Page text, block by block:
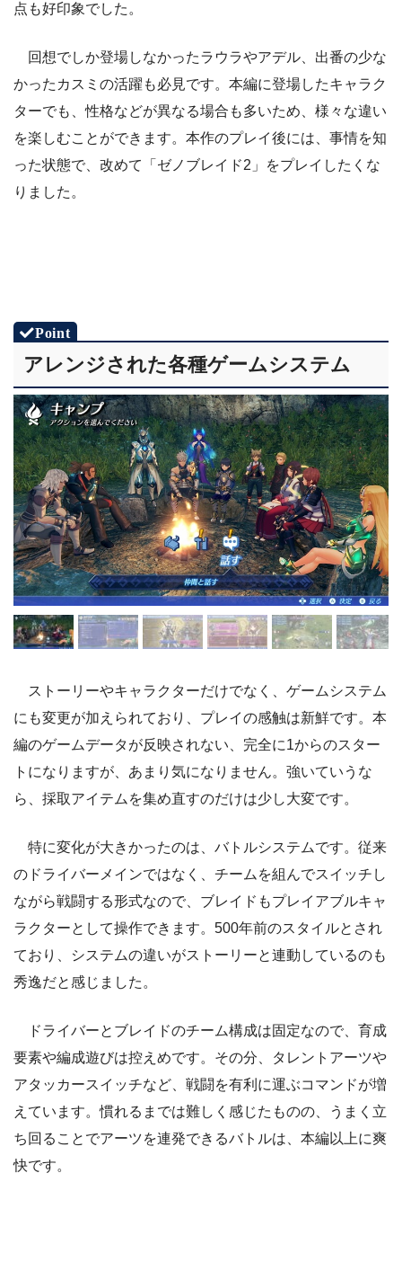
点も好印象でした。
回想でしか登場しなかったラウラやアデル、出番の少な
かったカスミの活躍も必見です。本編に登場したキャラク
ターでも、性格などが異なる場合も多いため、様々な違い
を楽しむことができます。本作のプレイ後には、事情を知
った状態で、改めて「ゼノブレイド2」をプレイしたくな
りました。
アレンジされた各種ゲームシステム
ストーリーやキャラクターだけでなく、ゲームシステム
にも変更が加えられており、プレイの感触は新鮮です。本
編のゲームデータが反映されない、完全に1からのスター
トになりますが、あまり気になりません。強いていうな
ら、採取アイテムを集め直すのだけは少し大変です。
特に変化が大きかったのは、バトルシステムです。従来
のドライバーメインではなく、チームを組んでスイッチし
ながら戦闘する形式なので、ブレイドもプレイアブルキャ
ラクターとして操作できます。500年前のスタイルとされ
ており、システムの違いがストーリーと連動しているのも
秀逸だと感じました。
ドライバーとブレイドのチーム構成は固定なので、育成
要素や編成遊びは控えめです。その分、タレントアーツや
アタッカースイッチなど、戦闘を有利に運ぶコマンドが増
えています。慣れるまでは難しく感じたものの、うまく立
ち回ることでアーツを連発できるバトルは、本編以上に爽
快です。